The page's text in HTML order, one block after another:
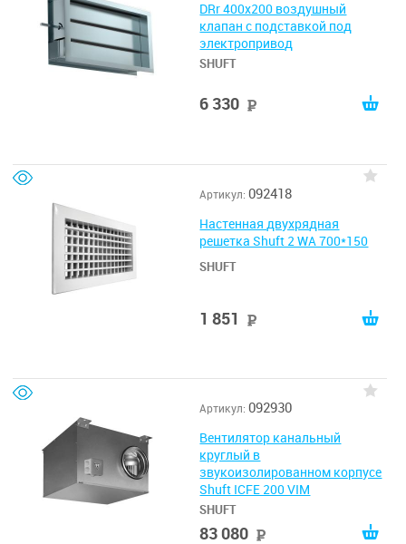
DRr 400х200 воздушный
клапан с подставкой под
электропривод
SHUFT
6 330
Артикул: 092418
Настенная двухрядная
решетка Shuft 2 WA 700*150
SHUFT
1 851
Артикул: 092930
Вентилятор канальный
круглый в
звукоизолированном корпусе
Shuft ICFE 200 VIM
SHUFT
83 080